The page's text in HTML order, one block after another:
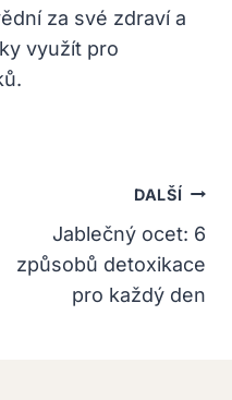
za své zdraví a
využít pro
DALŠÍ
Jablečný ocet: 6
způsobů detoxikace
pro každý den